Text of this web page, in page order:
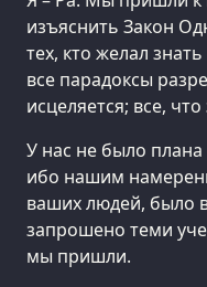
изъяснить Закон
тех, кто желал
все парадоксы
исцеляется; все,
У нас не было плана
ибо нашим
ваших людей, было
запрошено теми
мы пришли.